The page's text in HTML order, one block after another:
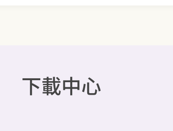
下載中心